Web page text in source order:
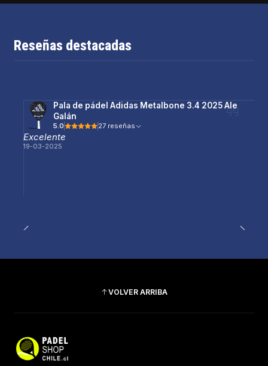
Reseñas destacadas
Pala de pádel Adidas Metalbone 3.4 2025 Ale
Galán
5.0 27 reseñas
Excelente
19-03-2025
VOLVER ARRIBA